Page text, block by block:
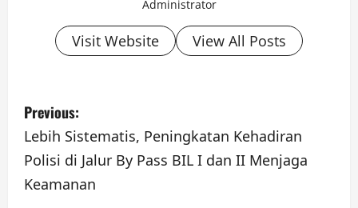
Administrator
Visit Website View All Posts
P
o
s
Previous:
Lebih Sistematis, Peningkatan Kehadiran
Polisi di Jalur By Pass BIL I dan II Menjaga
Keamanan